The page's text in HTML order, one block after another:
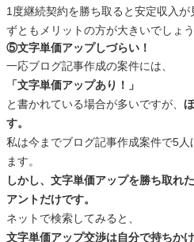
1度継続契約を勝ち取ると安定収入
ずともメリットの方が大きいでしょう
⑤文字単価アップしづらい！
一応ブログ記事作成の案件には、
「文字単価アップあり！」
と書かれている場合が多いですが、
す。
私は今までブログ記事作成案件で5
ます。
しかし、文字単価アップを勝ち取れ
アントだけです。
ネットで検索してみると、
文字単価アップ交渉は自分で持ちか